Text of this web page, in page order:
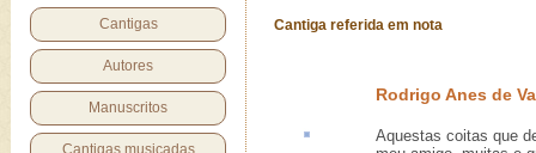
Cantigas
Autores
Manuscritos
Cantigas musicadas
Cantiga referida em nota
Rodrigo Anes de
Aquestas coitas que